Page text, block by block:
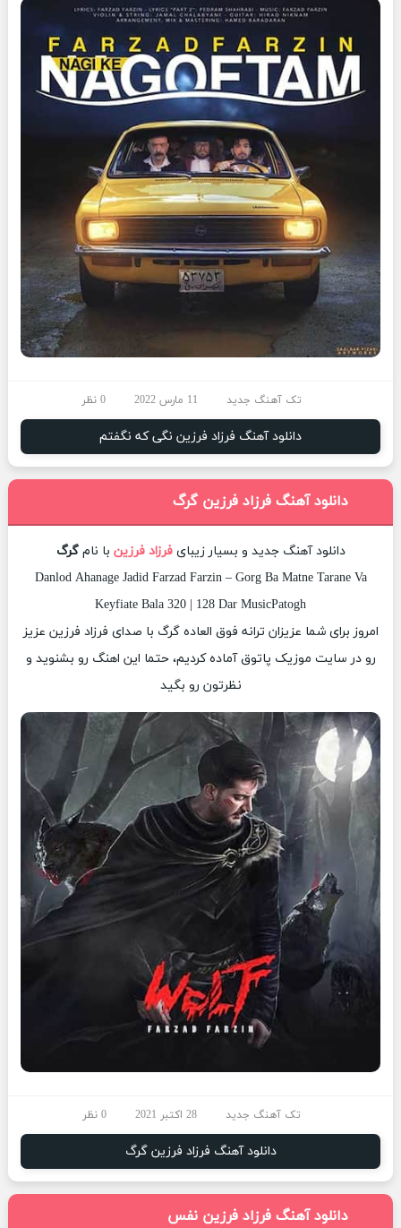
تک آهنگ جدید 11 مارس 2022 0 نظر
دانلود آهنگ فرزاد فرزین نگی که نگفتم
دانلود آهنگ فرزاد فرزین گرگ
دانلود آهنگ جدید و بسیار زیبایفرزاد فرزین با نامگرگ
Danlod Ahanage Jadid Farzad Farzin – Gorg Ba Matne Tarane Va
Keyfiate Bala 320 | 128 Dar MusicPatogh
امروز برای شما عزیزان ترانه فوق العاده گرگ با صدای فرزاد فرزین عزیز
رو در سایت موزیک پاتوق آماده کردیم، حتما این اهنگ رو بشنوید و
نظرتون رو بگید
تک آهنگ جدید 28 اکتبر 2021 0 نظر
دانلود آهنگ فرزاد فرزین گرگ
دانلود آهنگ فرزاد فرزین نفس